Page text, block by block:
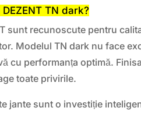
TN dark?
sunt recunoscute pentru
Modelul TN dark nu face
cu performanța optimă.
toate privirile.
jante sunt o investiție